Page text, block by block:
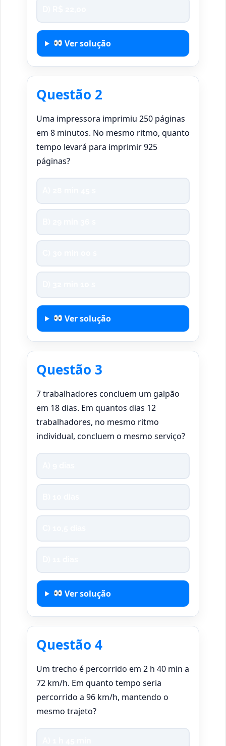
Ver solução
Questão 2
Uma impressora imprimiu 250 páginas
em 8 minutos. No mesmo ritmo, quanto
tempo levará para imprimir 925
páginas?
Ver solução
Questão 3
7 trabalhadores concluem um galpão
em 18 dias. Em quantos dias 12
trabalhadores, no mesmo ritmo
individual, concluem o mesmo serviço?
Ver solução
Questão 4
Um trecho é percorrido em 2 h 40 min a
72 km/h. Em quanto tempo seria
percorrido a 96 km/h, mantendo o
mesmo trajeto?